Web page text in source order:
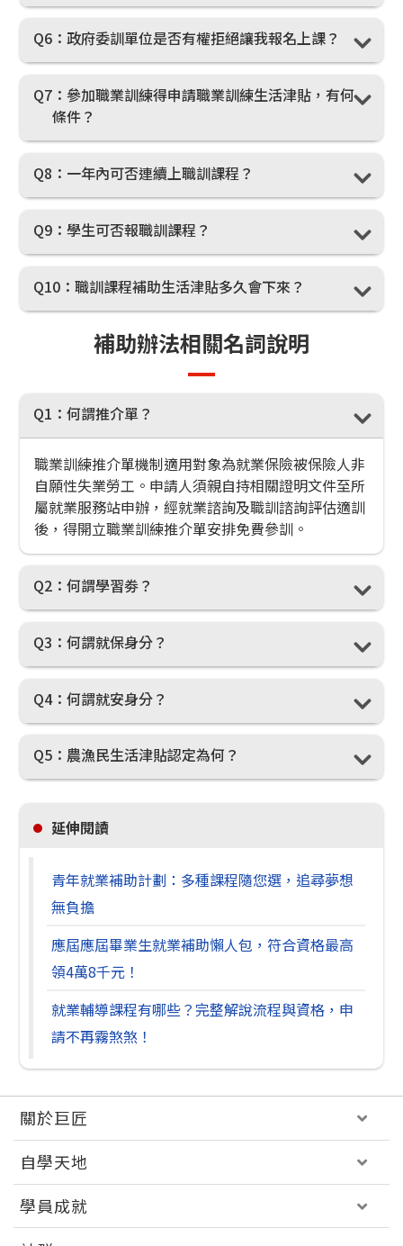
Q6 ：政府委訓單位是否有權拒絕讓我報名上課？
Q7 ：參加職業訓練得申請職業訓練生活津貼，有何
條件？
Q8 ：一年內可否連續上職訓課程？
Q9 ：學生可否報職訓課程？
Q10 ：職訓課程補助生活津貼多久會下來？
補助辦法相關名詞說明
Q1 ：何謂推介單？
職業訓練推介單機制適用對象為就業保險被保險人非
自願性失業勞工。申請人須親自持相關證明文件至所
屬就業服務站申辦，經就業諮詢及職訓諮詢評估適訓
後，得開立職業訓練推介單安排免費參訓。
Q2 ：何謂學習劵？
Q3 ：何謂就保身分？
Q4：何謂就安身分？
Q5 ：農漁民生活津貼認定為何？
延伸閱讀
青年就業補助計劃：多種課程隨您選，追尋夢想
無負擔
應屆應屆畢業生就業補助懶人包，符合資格最高
領4萬8千元！
就業輔導課程有哪些？完整解說流程與資格，申
請不再霧煞煞！
關於巨匠
自學天地
學員成就